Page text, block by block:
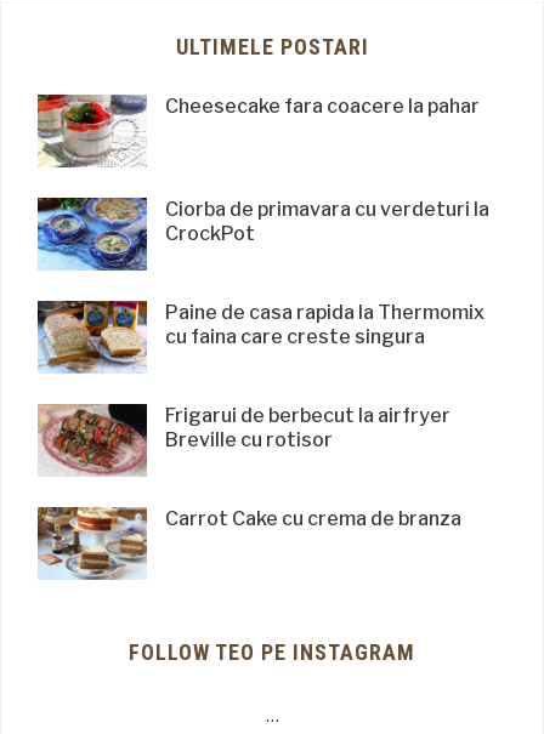
ULTIMELE POSTARI
Cheesecake fara coacere la pahar
Ciorba de primavara cu verdeturi la
CrockPot
Paine de casa rapida la Thermomix
cu faina care creste singura
Frigarui de berbecut la airfryer
Breville cu rotisor
Carrot Cake cu crema de branza
FOLLOW TEO PE INSTAGRAM
…